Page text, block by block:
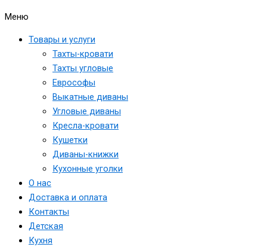
Меню
Товары и услуги
Тахты-кровати
Тахты угловые
Еврософы
Выкатные диваны
Угловые диваны
Кресла-кровати
Кушетки
Диваны-книжки
Кухонные уголки
О нас
Доставка и оплата
Контакты
Детская
Кухня